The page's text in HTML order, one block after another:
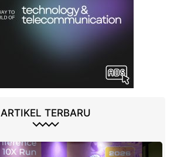
ARTIKEL TERBARU